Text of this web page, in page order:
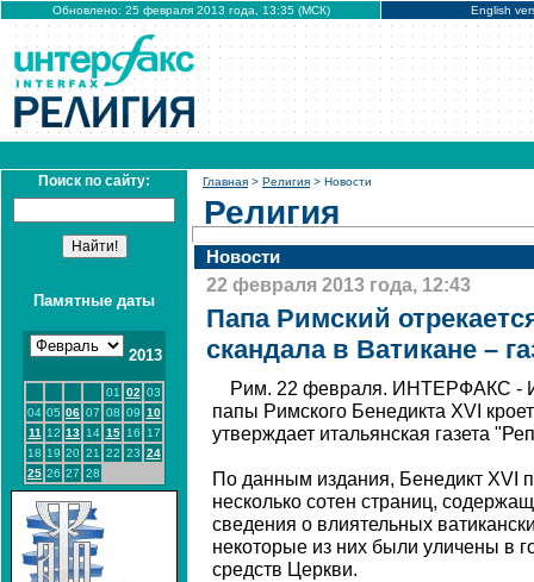
Обновлено: 25 февраля 2013 года, 13:35 (МСК) English
Поиск по сайту:
Памятные даты
2013
01 02 03
04 05 06 07 08 09 10
11
12 13 14 15 16
17
18 19 20 21 22 23 24
25 26 27 28
Главная > Религия > Новости
Религия
Новости
22 февраля 2013 года, 12:43
Папа Римский
скандала в Ватикане –
Рим. 22 февраля. ИНТЕРФАКС -
папы Римского Бенедикта XVI
утверждает итальянская газета
По данным издания, Бенедикт XVI
несколько сотен страниц,
сведения о влиятельных
некоторые из них были уличены в
средств Церкви.